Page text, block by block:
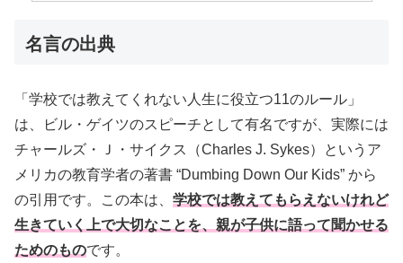
名言の出典
「学校では教えてくれない人生に役立つ11のルール」
は、ビル・ゲイツのスピーチとして有名ですが、実際には
チャールズ・Ｊ・サイクス（Charles J. Sykes）というア
メリカの教育学者の著書 “Dumbing Down Our Kids” から
の引用です。この本は、 学校では教えてもらえないけれど
生きていく上で大切なことを、親が子供に語って聞かせる
ためのものです。